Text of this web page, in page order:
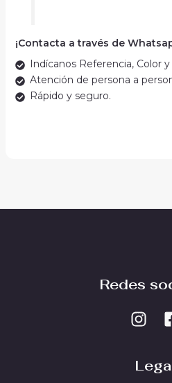
¡Contacta a través de
Indícanos Referencia, Color y
Atención de persona a
Rápido y seguro.
Redes